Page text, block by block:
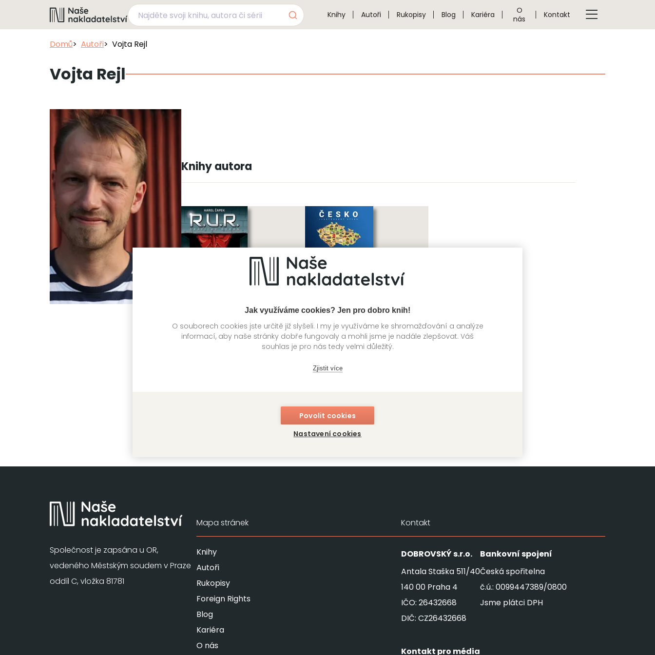
Jak využíváme cookies? Jen pro dobro knih!
O souborech cookies jste určitě již slyšeli. I my je využíváme ke shromažďování a analýze
informací, aby naše stránky dobře fungovaly a mohli jsme je nadále zlepšovat. Váš
souhlas je pro nás tedy velmi důležitý.
Zjistit více
Povolit cookies
Nastavení cookies
Knihy Autoři Rukopisy Blog Kariéra
O
nás
Kontakt
Domů Autoři Vojta Rejl
Vojta Rejl
Knihy autora
R.U.R. - grafický román
ČESKO: Ilustrovaný atlas
Kateřina Hubertová, Vojta Rejl
Společnost je zapsána u OR,
vedeného Městským soudem v Praze
oddíl C, vložka 81781
Mapa stránek
Knihy
Autoři
Rukopisy
Foreign Rights
Blog
Kariéra
O nás
Kontakt
DOBROVSKÝs.r.o.
Antala Staška 511/40
140 00 Praha 4
IČO: 26432668
DIČ: CZ26432668
Bankovní spojení
Česká spořitelna
č.ú.: 0099447389/0800
Jsme plátci DPH
Kontakt pro média